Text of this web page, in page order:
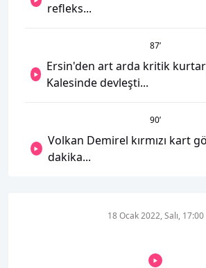
refleks...
87’
Ersin'den art arda kritik
Kalesinde devleşti...
90’
Volkan Demirel kırmızı kart
dakika...
18 Ocak 2022, Salı, 17:00